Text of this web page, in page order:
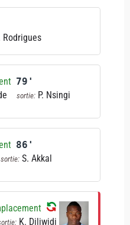
Rodrigues
79'
sortie: P. Nsingi
86'
sortie: S. Akkal
K. Diliwidi